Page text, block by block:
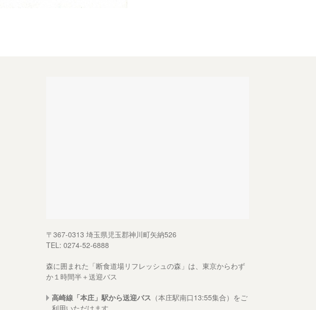
〒367-0313 埼玉県児玉郡神川町矢納526
TEL: 0274-52-6888
森に囲まれた「断食道場リフレッシュの森」は、東京からわず
か１時間半＋送迎バス
高崎線「本庄」駅から送迎バス （本庄駅南口13:55集合）をご
利用いただけます。